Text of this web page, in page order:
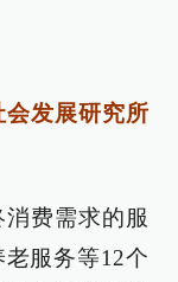
发展研究所
费需求的服
服务等12个